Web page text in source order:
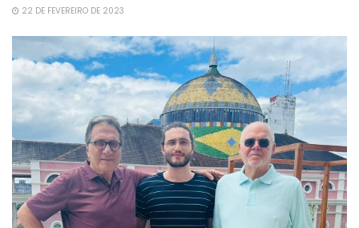
22 DE FEVEREIRO DE 2023